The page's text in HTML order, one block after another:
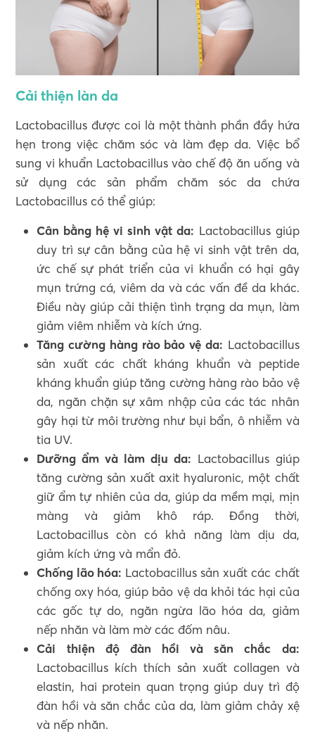
Cải thiện làn da
Lactobacillus được coi là một thành phần đầy hứa
hẹn trong việc chăm sóc và làm đẹp da. Việc bổ
sung vi khuẩn Lactobacillus vào chế độ ăn uống và
sử dụng các sản phẩm chăm sóc da chứa
Lactobacillus có thể giúp:
Cân bằng hệ vi sinh vật da: Lactobacillus giúp
duy trì sự cân bằng của hệ vi sinh vật trên da,
ức chế sự phát triển của vi khuẩn có hại gây
mụn trứng cá, viêm da và các vấn đề da khác.
Điều này giúp cải thiện tình trạng da mụn, làm
giảm viêm nhiễm và kích ứng.
Tăng cường hàng rào bảo vệ da: Lactobacillus
sản xuất các chất kháng khuẩn và peptide
kháng khuẩn giúp tăng cường hàng rào bảo vệ
da, ngăn chặn sự xâm nhập của các tác nhân
gây hại từ môi trường như bụi bẩn, ô nhiễm và
tia UV.
Dưỡng ẩm và làm dịu da: Lactobacillus giúp
tăng cường sản xuất axit hyaluronic, một chất
giữ ẩm tự nhiên của da, giúp da mềm mại, mịn
màng và giảm khô ráp. Đồng thời,
Lactobacillus còn có khả năng làm dịu da,
giảm kích ứng và mẩn đỏ.
Chống lão hóa: Lactobacillus sản xuất các chất
chống oxy hóa, giúp bảo vệ da khỏi tác hại của
các gốc tự do, ngăn ngừa lão hóa da, giảm
nếp nhăn và làm mờ các đốm nâu.
Cải thiện độ đàn hồi và săn chắc da:
Lactobacillus kích thích sản xuất collagen và
elastin, hai protein quan trọng giúp duy trì độ
đàn hồi và săn chắc của da, làm giảm chảy xệ
và nếp nhăn.